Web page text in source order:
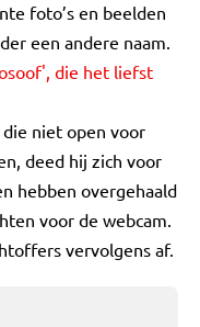
foto’s en beelden
een andere naam.
die het liefst
niet open voor
deed hij zich voor
hebben overgehaald
voor de webcam.
vervolgens af.